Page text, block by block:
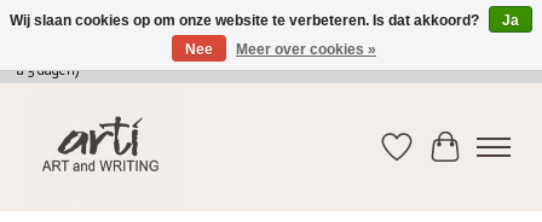
verkoop@arti-artandwriting.be/ +32 (0)471 41 82 41 / GRATIS verzending > 75 euro (2
a 5 dagen)
Verlanglijst
Wij slaan cookies op om onze website te verbeteren. Is dat akkoord?
Ja
Nee
Meer over cookies »